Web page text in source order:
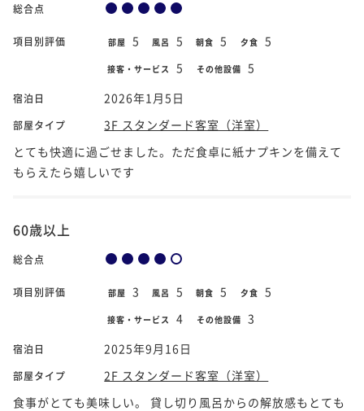
総合点
項目別評価 部屋 5 風呂 5 朝食 5 夕食 5
接客・サービス 5 その他設備 5
宿泊日 2026年1月5日
部屋タイプ
3F スタンダード客室（洋室）
とても快適に過ごせました。ただ食卓に紙ナプキンを備えて
もらえたら嬉しいです
60歳以上
総合点
項目別評価 部屋 3 風呂 5 朝食 5 夕食 5
接客・サービス 4 その他設備 3
宿泊日 2025年9月16日
部屋タイプ
2F スタンダード客室（洋室）
食事がとても美味しい。 貸し切り風呂からの解放感もとても